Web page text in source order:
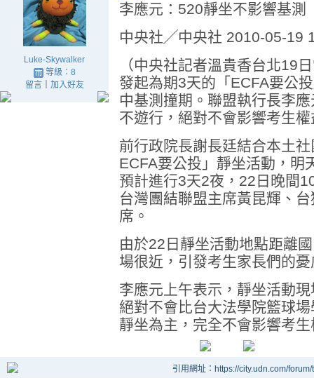
Luke-Skywalker
等級：8
留言｜ 加入好友
李應元：520靜坐不影響基測
中央社╱中央社 2010-05-19
（中央社記者溫貴香台北19
發起為期3天的「ECFA要公
中基測撞期。聯盟執行長李
不遊行，絕對不會影響考生權
前行政院長謝長廷結合本土
ECFA要公投」靜坐活動，明
預計進行3天2夜，22日晚間
台灣團結聯盟主席黃昆輝、
席。
由於22日靜坐活動地點距離
場很近，引發考生家長們的憂
李應元上午表示，靜坐活動
絕對不會比台大法學院籃球
靜坐為主，完全不會影響考
引用網址：https://city.udn.com/